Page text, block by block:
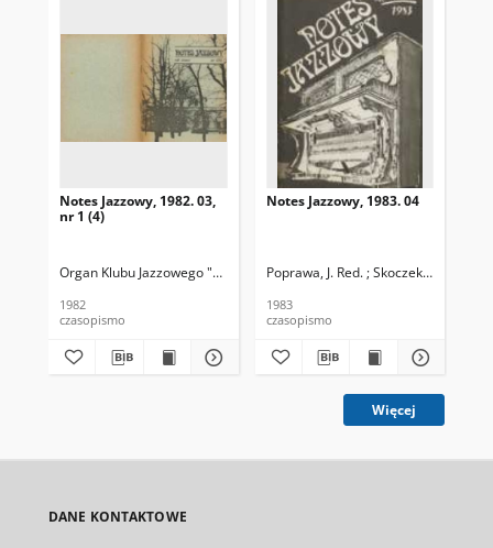
Notes Jazzowy, 1982. 03,
nr 1 (4)
Organ Klubu Jazzowego "Rotunda" Skoczek, T. Red.
1982
czasopismo
Notes Jazzowy, 1983. 04
Poprawa, J. Red. ; Skoczek T. Red.
1983
czasopismo
Więcej
DANE KONTAKTOWE